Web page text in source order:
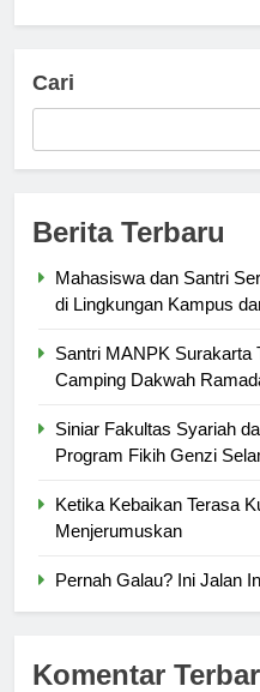
Cari
Berita Terbaru
Mahasiswa dan Santri
di Lingkungan Kampus
Santri MANPK Surakarta
Camping Dakwah
Siniar Fakultas Syariah
Program Fikih Genzi
Ketika Kebaikan Terasa
Menjerumuskan
Pernah Galau? Ini Jalan
Komentar